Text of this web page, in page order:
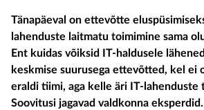
Tänapäeval on ettevõtte
lahenduste laitmatu toimimine sama
Ent kuidas võiksid IT-haldusele
keskmise suurusega ettevõtted, kel ei
eraldi tiimi, aga kelle äri IT-lahenduste
Soovitusi jagavad valdkonna eksperdid.